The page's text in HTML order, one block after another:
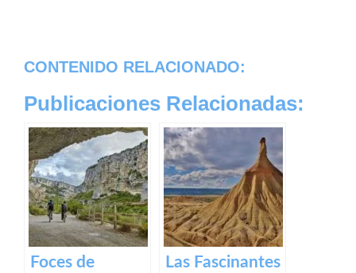
CONTENIDO RELACIONADO:
Publicaciones Relacionadas:
Foces de
Las Fascinantes